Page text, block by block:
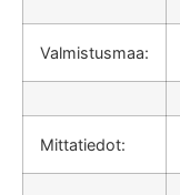
Valmistusmaa:
Mittatiedot: